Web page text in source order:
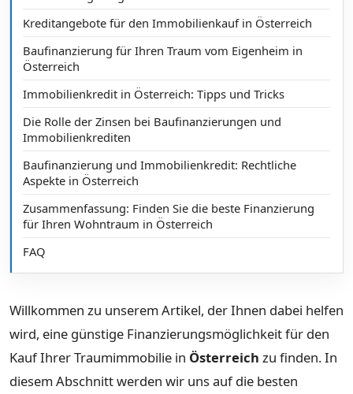
Kreditangebote für den Immobilienkauf in Österreich
Baufinanzierung für Ihren Traum vom Eigenheim in
Österreich
Immobilienkredit in Österreich: Tipps und Tricks
Die Rolle der Zinsen bei Baufinanzierungen und
Immobilienkrediten
Baufinanzierung und Immobilienkredit: Rechtliche
Aspekte in Österreich
Zusammenfassung: Finden Sie die beste Finanzierung
für Ihren Wohntraum in Österreich
FAQ
Willkommen zu unserem Artikel, der Ihnen dabei helfen
wird, eine günstige Finanzierungsmöglichkeit für den
Kauf Ihrer Traumimmobilie in Österreich zu finden. In
diesem Abschnitt werden wir uns auf die besten